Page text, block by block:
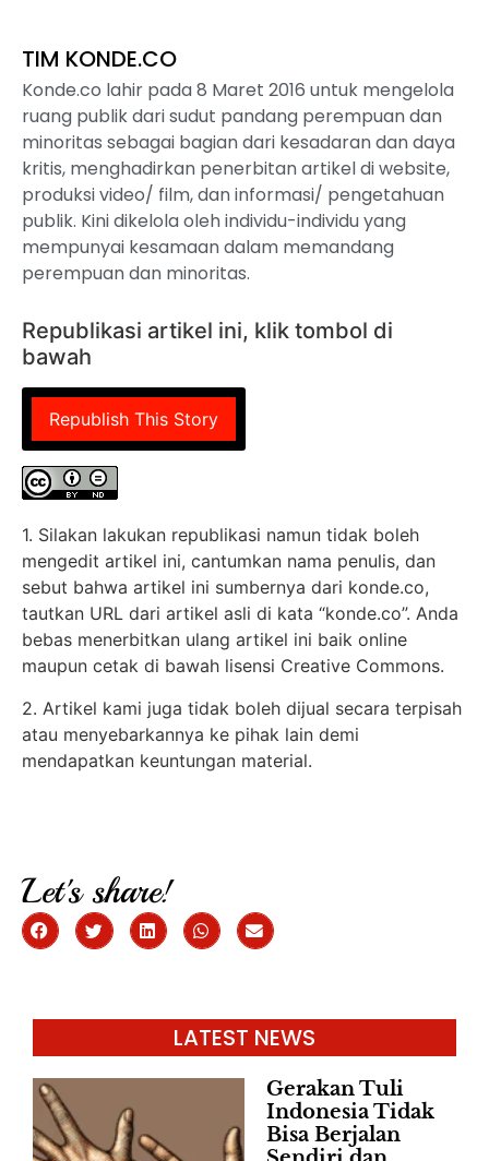
TIM KONDE.CO
Konde.co lahir pada 8 Maret 2016 untuk mengelola
ruang publik dari sudut pandang perempuan dan
minoritas sebagai bagian dari kesadaran dan daya
kritis, menghadirkan penerbitan artikel di website,
produksi video/ film, dan informasi/ pengetahuan
publik. Kini dikelola oleh individu-individu yang
mempunyai kesamaan dalam memandang
perempuan dan minoritas.
Republikasi artikel ini, klik tombol di
bawah
Republish This Story
1. Silakan lakukan republikasi namun tidak boleh
mengedit artikel ini, cantumkan nama penulis, dan
sebut bahwa artikel ini sumbernya dari konde.co,
tautkan URL dari artikel asli di kata “konde.co”. Anda
bebas menerbitkan ulang artikel ini baik online
maupun cetak di bawah lisensi Creative Commons.
2. Artikel kami juga tidak boleh dijual secara terpisah
atau menyebarkannya ke pihak lain demi
mendapatkan keuntungan material.
Let's share!
LATEST NEWS
Gerakan Tuli
Indonesia Tidak
Bisa Berjalan